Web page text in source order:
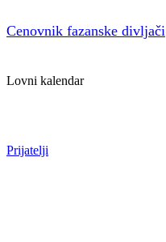
Cenovnik fazanske divljači
Lovni kalendar
Prijatelji